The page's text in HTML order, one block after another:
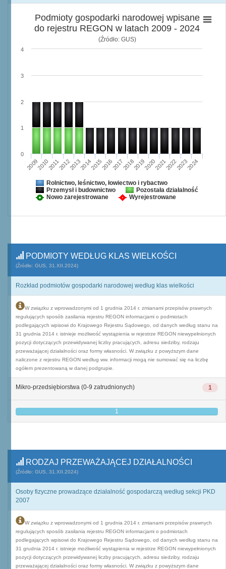
Podmioty gospodarki narodowej wpisane
do rejestru REGON w latach 2009 - 2024
(Źródło: GUS)
2009201020112012201320142015201620172018201920202021202220232024
0
1
2
3
4
Rolnictwo, leśnictwo, łowiectwo i rybactwo
Przemysł i budownictwo
Pozostała działalność
Nowo zarejestrowane
Wyrejestrowane
PODMIOTY WEDŁUG KLAS WIELKOŚCI
(Źródło: GUS, 31.XII.2024)
Rozkład podmiotów gospodarki narodowej według klas wielkości
W związku z wprowadzonymi od 1 grudnia 2014 r. zmianami przepisów prawnych
regulujących sposób zasilania rejestru REGON informacjami o podmiotach
podlegających wpisowi do Krajowego Rejestru Sądowego, od danych według stanu na
31 grudnia 2014 r. istnieje możliwość wystąpienia w rejestrze REGON niewypełnionych
pozycji dotyczących przewidywanej liczby pracujących, adresu siedziby, rodzaju
przeważającej działalności oraz formy własności. W związku z powyższym dane
naliczone z rejestru REGON według ww. informacji mogą nie sumować się na liczbę
ogółem prezentowaną w danej podgrupie.
1
Mikro-przedsiębiorstwa (0-9 zatrudnionych)
1
RODZAJ PRZEWAŻAJĄCEJ DZIAŁALNOŚCI
(Źródło: GUS, 31.XII.2024)
Osoby fizyczne prowadzące działalność gospodarczą według sekcji PKD
2007
W związku z wprowadzonymi od 1 grudnia 2014 r. zmianami przepisów prawnych
regulujących sposób zasilania rejestru REGON informacjami o podmiotach
podlegających wpisowi do Krajowego Rejestru Sądowego, od danych według stanu na
31 grudnia 2014 r. istnieje możliwość wystąpienia w rejestrze REGON niewypełnionych
pozycji dotyczących przewidywanej liczby pracujących, adresu siedziby, rodzaju
przeważającej działalności oraz formy własności. W związku z powyższym dane